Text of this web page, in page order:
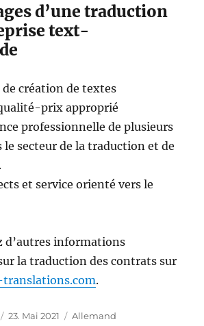
d’une traduction
text-
création de textes
prix approprié
professionnelle de plusieurs
le secteur de la traduction et de
et service orienté vers le
d’autres informations
la traduction des contrats sur
.
Veröffentlicht
23. Mai 2021 Kategorien
Allemand